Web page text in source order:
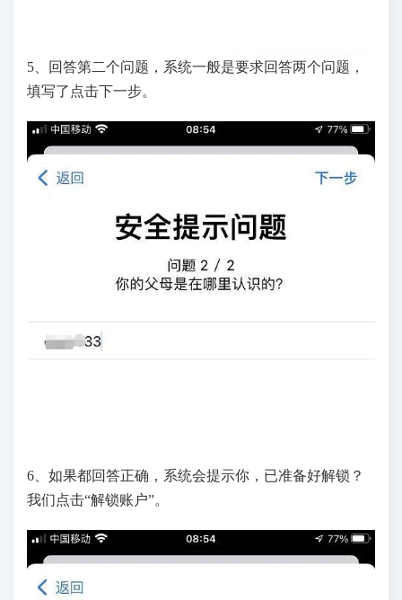
5、回答第二个问题，系统一般是要求回答两个问题，
填写了点击下一步。
6、如果都回答正确，系统会提示你，已准备好解锁？
我们点击“解锁账户”。